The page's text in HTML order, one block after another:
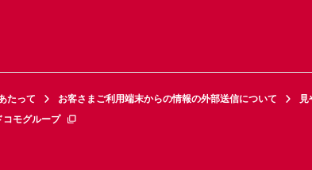
たって お客さまご利用端末からの情報の外部送信について
見
コモグループ